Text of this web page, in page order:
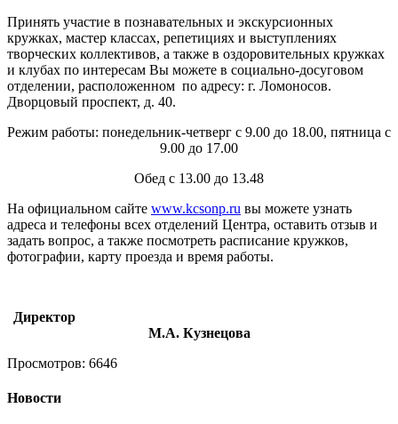
Принять участие в познавательных и экскурсионных
кружках, мастер классах, репетициях и выступлениях
творческих коллективов, а также в оздоровительных кружках
и клубах по интересам Вы можете в социально-досуговом
отделении, расположенном по адресу: г. Ломоносов.
Дворцовый проспект, д. 40.
Режим работы: понедельник-четверг с 9.00 до 18.00, пятница с
9.00 до 17.00
Обед с 13.00 до 13.48
На официальном сайте www.kcsonp.ru вы можете узнать
адреса и телефоны всех отделений Центра, оставить отзыв и
задать вопрос, а также посмотреть расписание кружков,
фотографии, карту проезда и время работы.
Директор
М.А. Кузнецова
Просмотров: 6646
Новости